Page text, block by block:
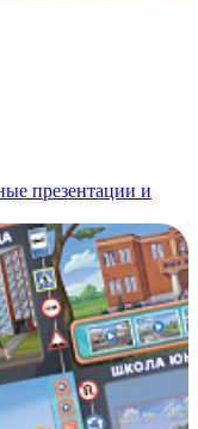
презентации и